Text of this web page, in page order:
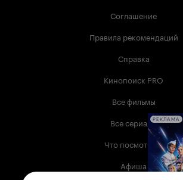
Соглашение
Правила рекомендаций
Справка
Кинопоиск PRO
Все фильмы
Все сериалы
Что посмотреть
Афиша
РЕКЛАМА